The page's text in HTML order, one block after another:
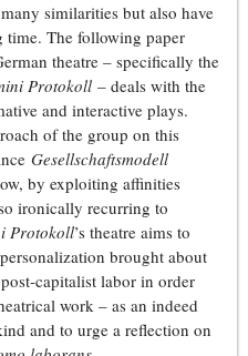
similarities but also have
time. The following paper
theatre – specifically the
Protokoll – deals with the
and interactive plays.
of the group on this
Gesellschaftsmodell
by exploiting affinities
ironically recurring to
Protokoll’s theatre aims to
brought about
capitalist labor in order
work – as an indeed
and to urge a reflection on